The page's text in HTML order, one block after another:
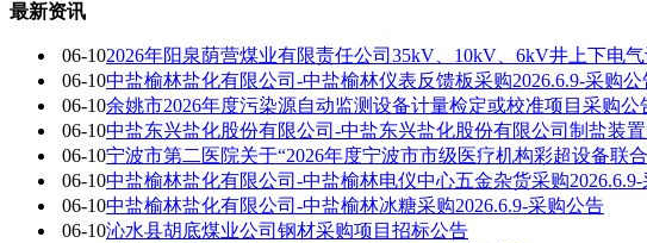
最新资讯
06-102026年阳泉荫营煤业有限责任公司35kV、10kV、6kV井上下电
06-10中盐榆林盐化有限公司-中盐榆林仪表反馈板采购2026.6.9-采购公
06-10余姚市2026年度污染源自动监测设备计量检定或校准项目采购公
06-10中盐东兴盐化股份有限公司-中盐东兴盐化股份有限公司制盐装
06-10宁波市第二医院关于“2026年度宁波市市级医疗机构彩超设备联
06-10中盐榆林盐化有限公司-中盐榆林电仪中心五金杂货采购
06-10中盐榆林盐化有限公司-中盐榆林冰糖采购2026.6.9-采购公告
06-10沁水县胡底煤业公司钢材采购项目招标公告